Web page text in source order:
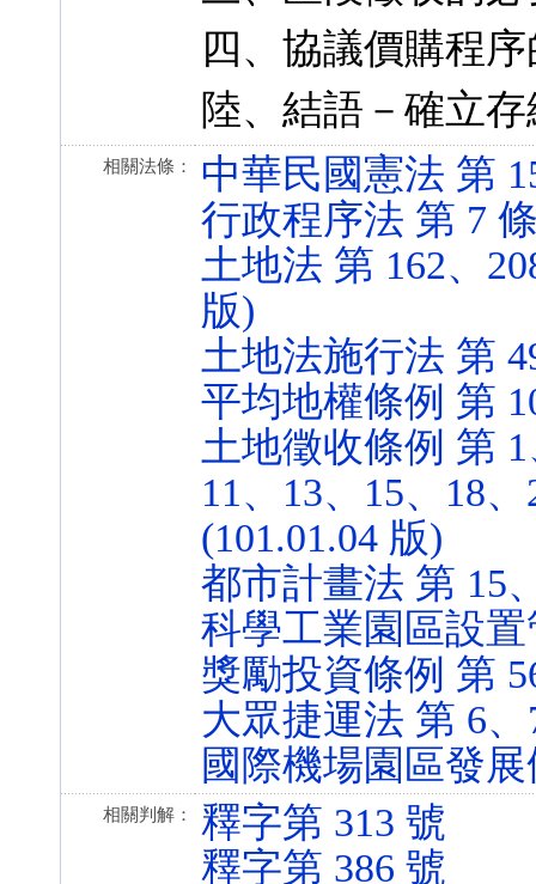
四、協議價購程
陸、結語－確立
相關法條：
中華民國憲法 第
行政程序法 第 7
土地法 第 162、
版)
土地法施行法 第
平均地權條例 第
土地徵收條例 第
11、13、15、18
(101.01.04 版)
都市計畫法 第 15
科學工業園區設置
獎勵投資條例 第
大眾捷運法 第 6、
國際機場園區發展
相關判解：
釋字第 313 號
釋字第 386 號